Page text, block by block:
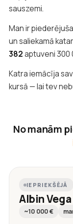
sauszemi.
Man ir
un saliekamā
382aptuveni 300
Katra iemācīja
kursā — lai tev
No manām
IEPRIEKŠĒJĀ
Albin Vega
~10 000 €